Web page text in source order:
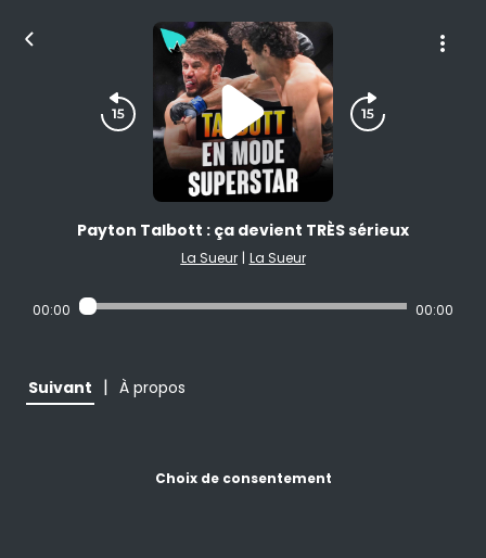
Payton Talbott : ça devient TRÈS sérieux
La Sueur | La Sueur
00:00 00:00
Suivant | À propos
Choix de consentement